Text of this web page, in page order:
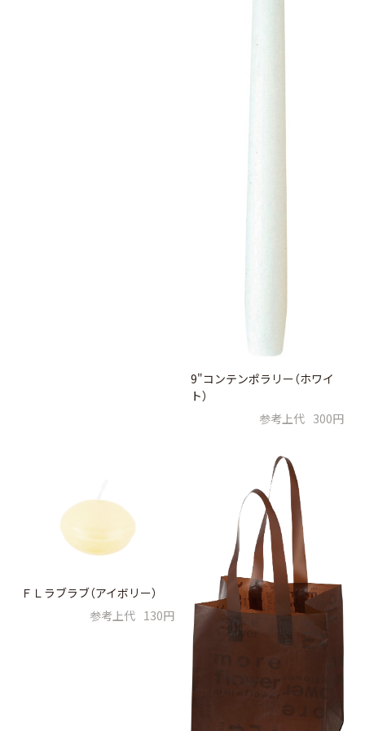
9"コンテンポラリー（ホワイ
ト）
参考上代 300円
ＦＬラブラブ（アイボリー）
参考上代 130円